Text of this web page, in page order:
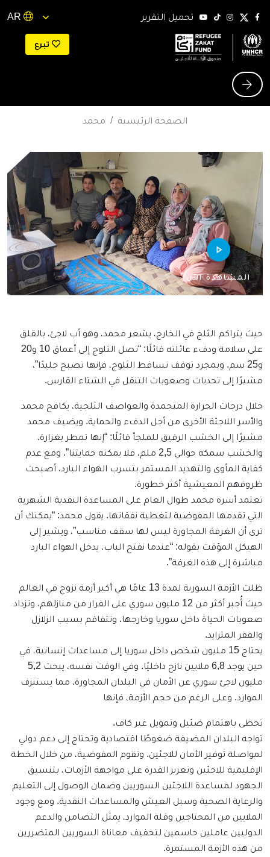
تحميل التقرير
تبرع
محمد, أب سوري لاجئ في لبنان.
الصفحة الرئيسية / محمد
المشاهدة الآن
حيث يتراكم الثلج في الخارج، يشعر محمد، وهو أب لاجئ، بالقلق
على سلامة ودفء عائلته قائلًا: “تصل الثلوج إلى أعماق 10 و20
و25 سم. وبمجرد توقف تساقط الثلوج، فإنها تصبح جليدًا”،
مشيرًا إلى تحديات وصعوبات التنقل في الشتاء القارس.
خلال درجات الحرارة المتجمدة والعواصف الثلجية، يكافح محمد
والأسر اللاجئة الأخرى من أجل الدفء والحماية. ويضيف محمد
مشيرًا إلى الخشب الرقيق للملجأ قائلًا: “إنها تمطر بغزارة،
والخشب سمكه حوالي 2,5 ملم، فلا يمكنه حمايتنا”. ومع عدم
كفاية المأوى والتهديد المستمر بتسرب الهواء البارد، أصبحت
ظروفهم المعيشية أكثر خطورة.
تعتمد أسرة محمد طوال العام على المساعدة النقدية الشهرية
التي تقدمها المفوضية لتغطية نفقاتها. يقول محمد: “يمكنك أن
ترى أن الغرفة المجاورة ليس لها سقف مناسب”، ويشير إلى
الهيكل المؤقت بقوله: “عندما نفتح الباب، يدخل الهواء البارد
مباشرة إلى هذه الغرفة”.
ظلت الأزمة السورية لمدة 13 عامًا هي أكبر أزمة نزوح في العالم
حيث أُجبر أكثر من 12 مليون سوري على الفرار من منازلهم، وتزداد
صعوبات الحياة داخل سوريا وخارجها، وتتفاقم بسبب الزلازل
والفقر المتزايد.
يحتاج 15 مليون شخص داخل سوريا إلى مساعدات إنسانية، في
حين يوجد 6,8 ملايين نازح داخليًا. وفي الوقت نفسه، يبحث 5,2
مليون لاجئ سوري عن الأمان في البلدان المجاورة، مما يستنزف
الموارد. وعلى الرغم من حجم الأزمة، فإنها
تحظى باهتمام ضئيل وتمويل غير كاف.
تواجه البلدان المضيفة ضغوطًا اقتصادية وتحتاج إلى دعم دولي
لمواصلة توفير الأمان للاجئين. وتقوم المفوضية، من خلال الخطة
الإقليمية للاجئين وتعزيز القدرة على مواجهة الأزمات، بتنسيق
الجهود لمساعدة اللاجئين السوريين وضمان الوصول إلى التعليم
والرعاية الصحية وسبل العيش والمساعدات النقدية. ومع وجود
الملايين من المحتاجين وقلة الموارد، يمثل التضامن والدعم
الدوليين عاملين حاسمين لتخفيف معاناة السوريين المتضررين
من هذه الأزمة المستمرة.